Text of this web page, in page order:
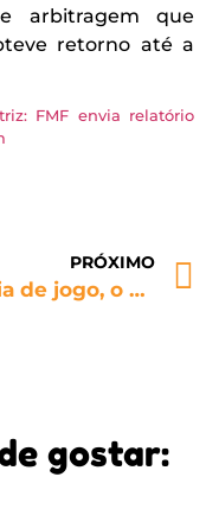
arbitragem que
retorno até a
FMF envia relatório
PRÓXIMO
Em dia de jogo, o Couto Pereira terá protocolo contra discriminação
gostar: